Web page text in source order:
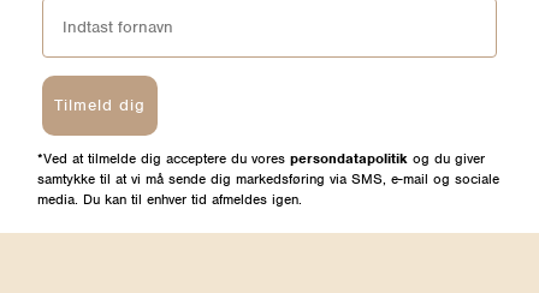
Tilmeld dig
*Ved at tilmelde dig acceptere du vores persondatapolitik og du giver
samtykke til at vi må sende dig markedsføring via SMS, e-mail og sociale
media. Du kan til enhver tid afmeldes igen.